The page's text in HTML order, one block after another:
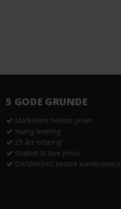
5 GODE GRUNDE
Markedets bedste priser
Hurtig levering
25 års erfaring
Kvalitet til lave priser
DANMARKS bedste kundeservice